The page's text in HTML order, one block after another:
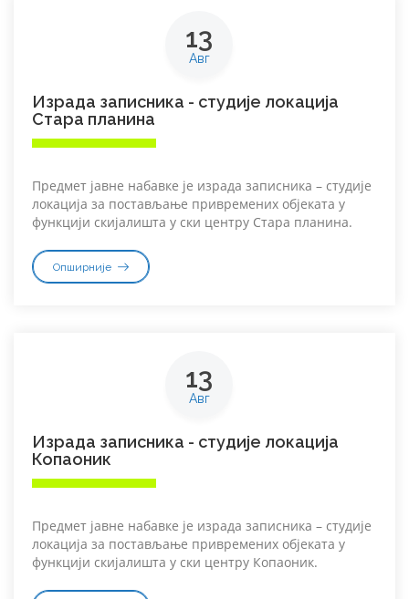
13
Авг
Израда записника - студије локација
Стара планина
Предмет јавне набавке је израда записника – студије
локација за постављање привремених објеката у
функцији скијалишта у ски центру Стара планина.
Опширније
13
Авг
Израда записника - студије локација
Копаоник
Предмет јавне набавке је израда записника – студије
локација за постављање привремених објеката у
функцији скијалишта у ски центру Копаоник.